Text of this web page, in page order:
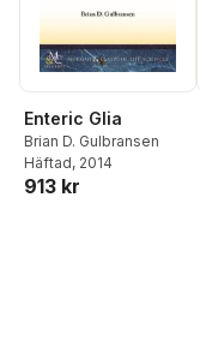
Enteric Glia
Brian D. Gulbransen
Häftad, 2014
913 kr